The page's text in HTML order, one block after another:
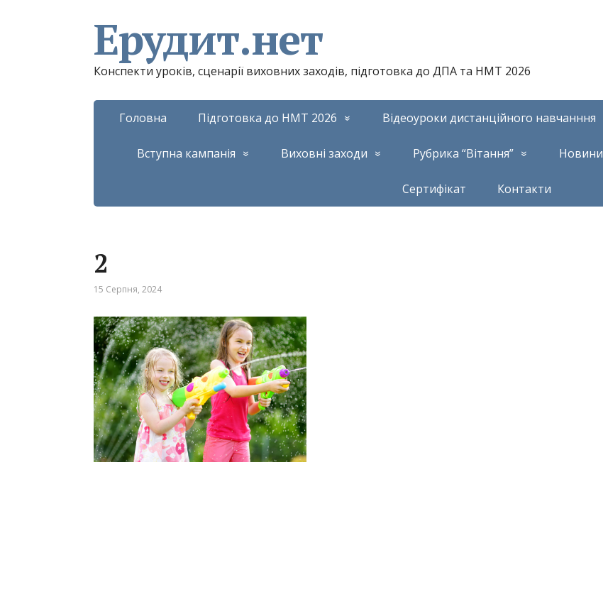
Ерудит.нет
Конспекти уроків, сценарії виховних заходів, підготовка до ДПА та НМТ 2026
Головна Підготовка до НМТ 2026 Відеоуроки дистанційного навчанння
Вступна кампанія Виховні заходи Рубрика “Вітання” Новини
Сертифікат Контакти
2
15 Серпня, 2024